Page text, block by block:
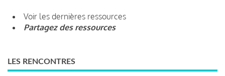
Voir les dernières ressources
Partagez des ressources
LES RENCONTRES